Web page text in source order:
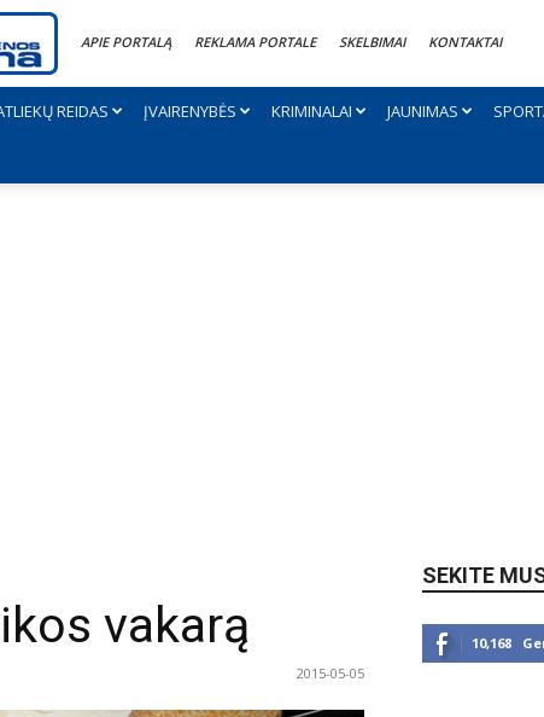
APIE PORTALĄ REKLAMA PORTALE SKELBIMAI KONTAKTAI
REIDAS ĮVAIRENYBĖS KRIMINALAI JAUNIMAS
vakarą
2015-05-05
SEKITE
10,168